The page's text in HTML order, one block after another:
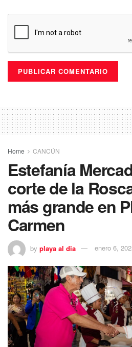
Home CANCÚN
Estefanía
corte de la
más grande en
Carmen
by playa al dia enero 6,